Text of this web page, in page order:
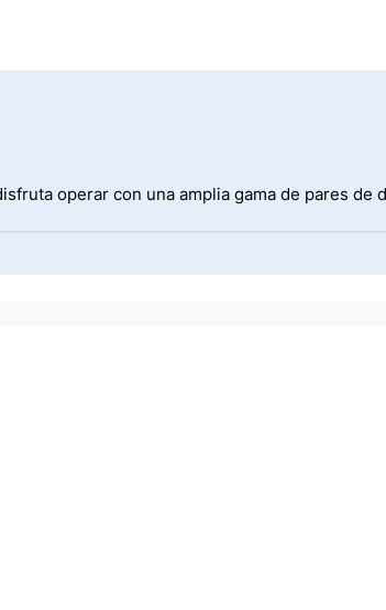
operar con una amplia gama de pares de